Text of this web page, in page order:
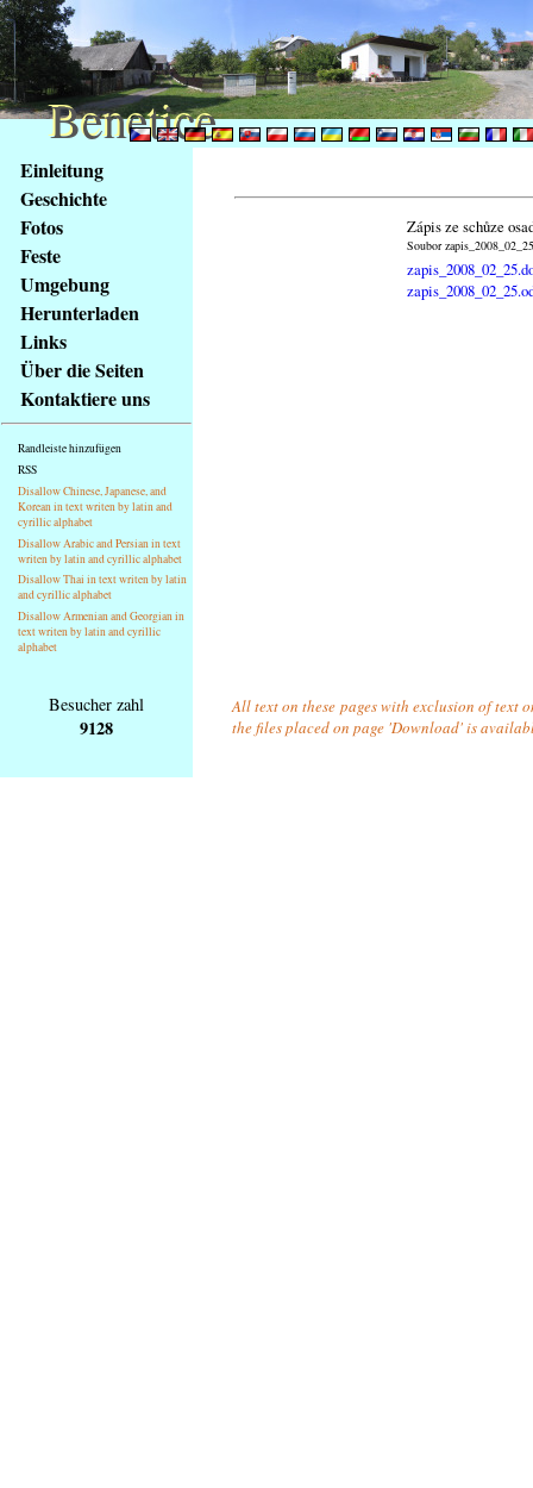
obsah
stránky
Klávesové
zkratky
tomto
webu
základní
Hlavní
strana
Einleitung
Geschichte
Fotos
Feste
Umgebung
Herunterladen
Links
Über die Seiten
Kontaktiere uns
Randleiste hinzufügen
RSS
Disallow Chinese, Japanese, and
Korean in text writen by latin and
cyrillic alphabet
Disallow Arabic and Persian in text
writen by latin and cyrillic alphabet
Disallow Thai in text writen by latin
and cyrillic alphabet
Disallow Armenian and Georgian in
text writen by latin and cyrillic
alphabet
Zápis ze schůze
Soubor
Besucher zahl
9128
All text on these pages with exclusion of text
the files placed on page 'Download' is
Benetice
Benetice